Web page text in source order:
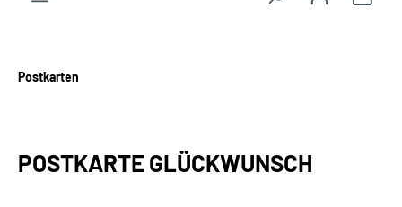
Postkarten
POSTKARTE GLÜCKWUNSCH